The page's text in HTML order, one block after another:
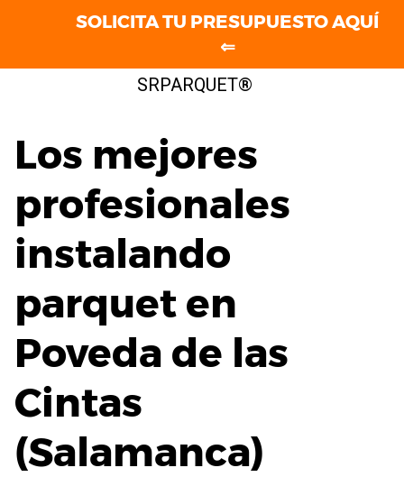
SRPARQUET®
Los mejores
profesionales
instalando
parquet en
Poveda de las
Cintas
(Salamanca)
SOLICITA TU PRESUPUESTO AQUÍ
⇐